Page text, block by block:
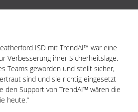
ISD mit TrendAI™ war eine
Verbesserung ihrer Sicherheitslage.
Teams geworden und stellt sicher,
sind und sie richtig eingesetzt
den Support von TrendAI™ wären die
heute.“